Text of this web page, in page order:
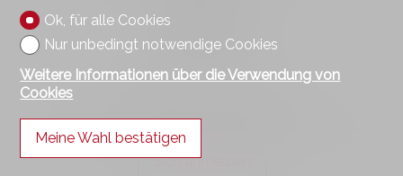
Tel.
Fax 032 323 01 06
wohnen@imseeland.ch
Sich anmelden
Ok, für alle Cookies
Nur unbedingt notwendige Cookies
Weitere Informationen über die Verwendung von
Cookies
Meine Wahl bestätigen